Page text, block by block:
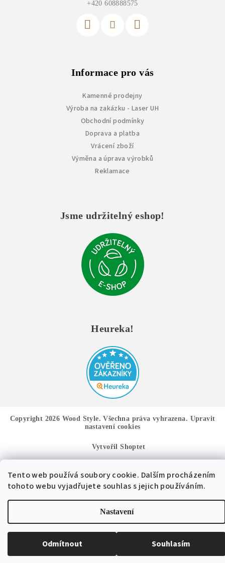
Tento web používá soubory cookie. Dalším procházením
tohoto webu vyjadřujete souhlas s jejich používáním.
Nastavení
Odmítnout Souhlasím
+420 608888575
Informace pro vás
Kamenné prodejny
Výroba na zakázku - Laser UH
Obchodní podmínky
Doprava a platba
Vrácení zboží
Výměna a úprava výrobků
Reklamace
Jsme udržitelný eshop!
Heureka!
Copyright 2026 Wood Style. Všechna práva vyhrazena. Upravit
nastavení cookies
Vytvořil Shoptet